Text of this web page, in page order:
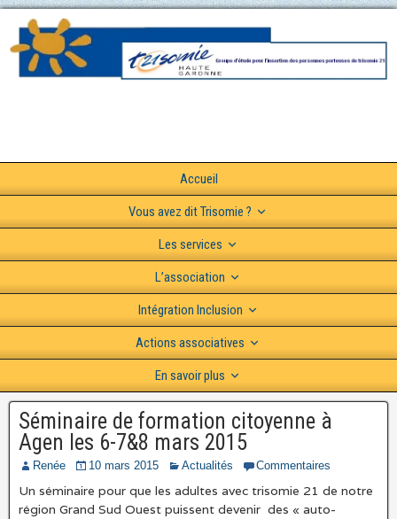
Accueil
Vous avez dit Trisomie ?
Les services
L’association
Intégration Inclusion
Actions associatives
En savoir plus
Séminaire de formation citoyenne à
Agen les 6-7&8 mars 2015
Renée 10 mars 2015 Actualités Commentaires
Un séminaire pour que les adultes avec trisomie 21 de notre
région Grand Sud Ouest puissent devenir des « auto-